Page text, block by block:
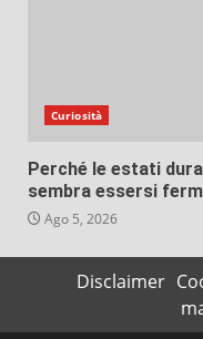
Curiosità
Perché le estati
sembra essersi
Ago 5, 2026
Disclaimer